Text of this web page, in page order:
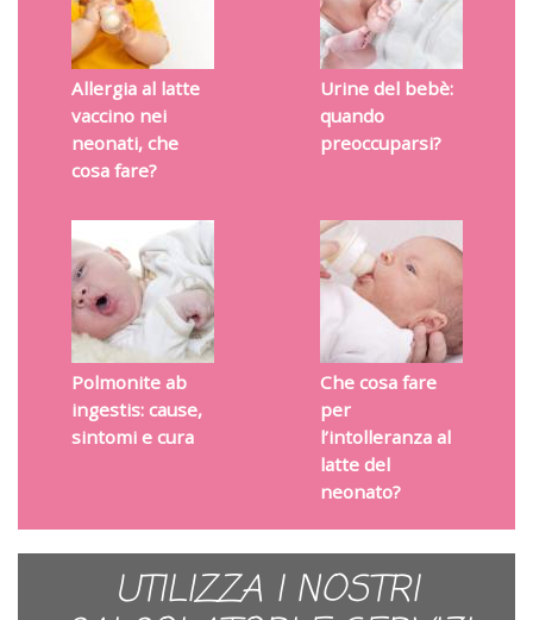
Allergia al latte
vaccino nei
neonati, che
cosa fare?
Urine del bebè:
quando
preoccuparsi?
Polmonite ab
ingestis: cause,
sintomi e cura
Che cosa fare
per
l’intolleranza al
latte del
neonato?
UTILIZZA I NOSTRI